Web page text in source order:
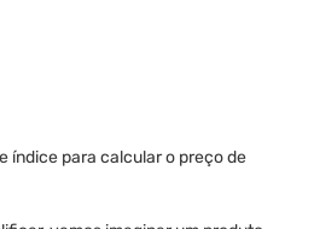
índice para calcular o preço de